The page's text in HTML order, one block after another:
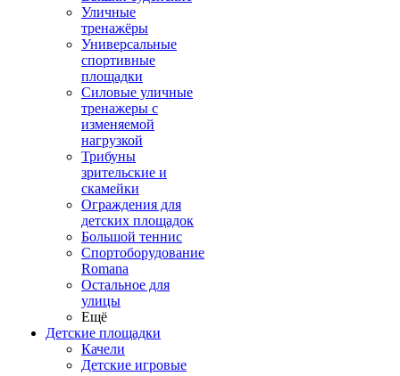
Уличные
тренажёры
Универсальные
спортивные
площадки
Силовые уличные
тренажеры с
изменяемой
нагрузкой
Трибуны
зрительские и
скамейки
Ограждения для
детских площадок
Большой теннис
Спортоборудование
Romana
Остальное для
улицы
Ещё
Детские площадки
Качели
Детские игровые